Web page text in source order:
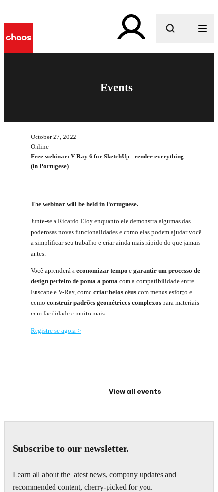
What are you looking for?
Events
October 27, 2022
Online
Free webinar: V-Ray 6 for SketchUp - render everything
(in Portugese)
The webinar will be held in Portuguese.
Junte-se a Ricardo Eloy enquanto ele demonstra algumas das
poderosas novas funcionalidades e como elas podem ajudar você
a simplificar seu trabalho e criar ainda mais rápido do que jamais
antes.
Você aprenderá a economizar tempo e garantir um processo de
design perfeito de ponta a ponta com a compatibilidade entre
Enscape e V-Ray, como criar belos céus com menos esforço e
como construir padrões geométricos complexos para materiais
com facilidade e muito mais.
Registre-se agora >
View all events
Subscribe to our newsletter.
Learn all about the latest news, company updates and
recommended content, cherry-picked for you.